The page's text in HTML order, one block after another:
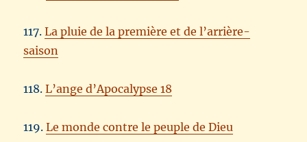
117.La pluie de la première et de l’arrière-
saison
118.L’ange d’Apocalypse 18
119.Le monde contre le peuple de Dieu